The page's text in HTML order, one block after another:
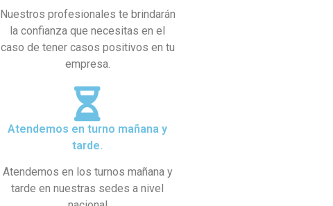
Nuestros profesionales te brindarán
la confianza que necesitas en el
caso de tener casos positivos en tu
empresa.
Atendemos en turno mañana y
tarde.
Atendemos en los turnos mañana y
tarde en nuestras sedes a nivel